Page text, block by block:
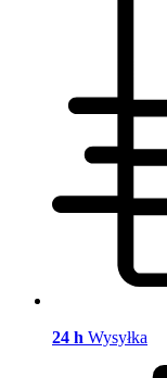
24 h Wysyłka